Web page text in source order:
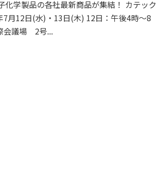
化学製品の各社最新商品が集結！ カテック
7月12日(水)・13日(木) 12日：午後4時～8
会議場 2号...